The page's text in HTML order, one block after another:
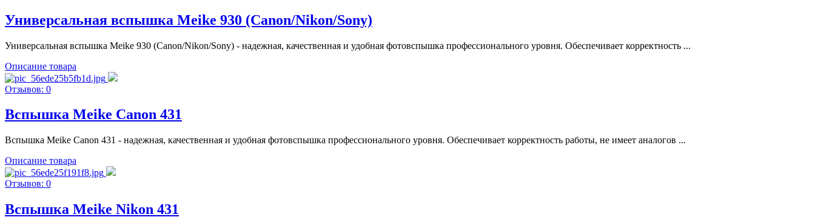
Универсальная вспышка Meike 930 (Canon/Nikon/Sony)
Универсальная вспышка Meike 930 (Canon/Nikon/Sony) - надежная, качественная и удобная фотовспышка профессионального уровня. Обеспечивает корректность ...
Описание товара
Отзывов: 0
Вспышка Meike Canon 431
Вспышка Meike Canon 431 - надежная, качественная и удобная фотовспышка профессионального уровня. Обеспечивает корректность работы, не имеет аналогов ...
Описание товара
Отзывов: 0
Вспышка Meike Nikon 431